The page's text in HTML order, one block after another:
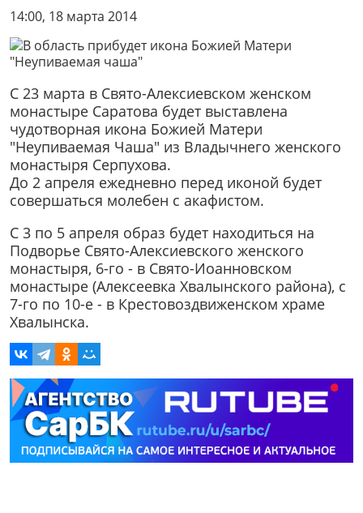
14:00, 18 марта 2014
С 23 марта в Свято-Алексиевском женском
монастыре Саратова будет выставлена
чудотворная икона Божией Матери
"Неупиваемая Чаша" из Владычнего женского
монастыря Серпухова.
До 2 апреля ежедневно перед иконой будет
совершаться молебен с акафистом.
С 3 по 5 апреля образ будет находиться на
Подворье Свято-Алексиевского женского
монастыря, 6-го - в Свято-Иоанновском
монастыре (Алексеевка Хвалынского района), с
7-го по 10-е - в Крестовоздвиженском храме
Хвалынска.